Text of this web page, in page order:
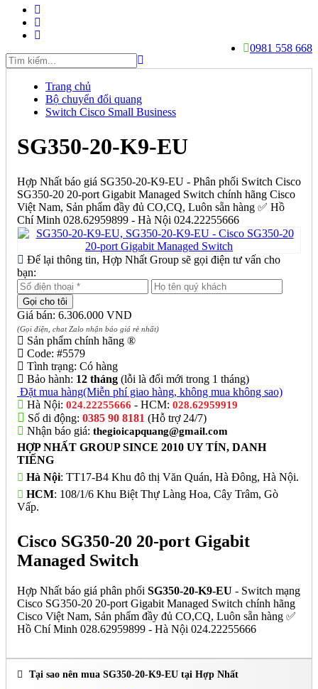
0981 558 668
Trang chủ
Bộ chuyển đổi quang
Switch Cisco Small Business
SG350-20-K9-EU
Hợp Nhất báo giá SG350-20-K9-EU - Phân phối Switch Cisco
SG350-20 20-port Gigabit Managed Switch chính hãng Cisco
Việt Nam, Sản phẩm đầy đủ CO,CQ, Luôn sẵn hàng ✅ Hồ
Chí Minh 028.62959899 - Hà Nội 024.22255666
Để lại thông tin, Hợp Nhất Group sẽ gọi điện tư vấn cho
bạn:
Giá bán: 6.306.000 VND
(Gọi điện, chat Zalo nhận báo giá rẻ nhất)
Sản phẩm chính hãng ®
Code: #5579
Tình trạng: Có hàng
Bảo hành: 12 tháng (lỗi là đổi mới trong 1 tháng)
Đặt mua hàng(Miễn phí giao hàng, không mua không sao)
Hà Nội: 024.22255666 - HCM: 028.62959919
Số di động: 0385 90 8181 (Hỗ trợ 24/7)
Nhận báo giá: thegioicapquang@gmail.com
HỢP NHẤT GROUP SINCE 2010 UY TÍN, DANH
TIẾNG
Hà Nội: TT17-B4 Khu đô thị Văn Quán, Hà Đông, Hà Nội.
HCM: 108/1/6 Khu Biệt Thự Làng Hoa, Cây Trâm, Gò
Vấp.
Cisco SG350-20 20-port Gigabit
Managed Switch
Hợp Nhất báo giá phân phối SG350-20-K9-EU - Switch mạng
Cisco SG350-20 20-port Gigabit Managed Switch chính hãng
Cisco Việt Nam, Sản phẩm đầy đủ CO,CQ, Luôn sẵn hàng ✅
Hồ Chí Minh 028.62959899 - Hà Nội 024.22255666
Tại sao nên mua SG350-20-K9-EU tại Hợp Nhất